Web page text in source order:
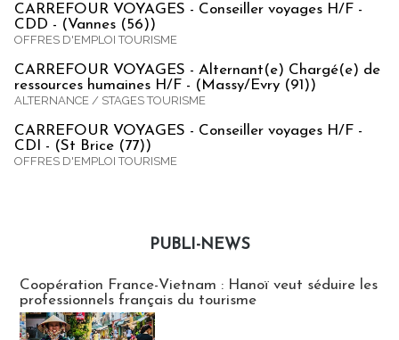
CARREFOUR VOYAGES - Conseiller voyages H/F -
CDD - (Vannes (56))
OFFRES D'EMPLOI TOURISME
CARREFOUR VOYAGES - Alternant(e) Chargé(e) de
ressources humaines H/F - (Massy/Evry (91))
ALTERNANCE / STAGES TOURISME
CARREFOUR VOYAGES - Conseiller voyages H/F -
CDI - (St Brice (77))
OFFRES D'EMPLOI TOURISME
PUBLI-NEWS
Coopération France-Vietnam : Hanoï veut séduire les
professionnels français du tourisme